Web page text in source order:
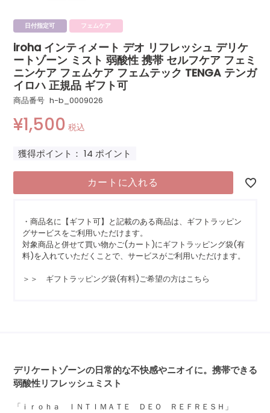
日付指定可 フェムケア
iroha インティメート デオ リフレッシュ デリケ
ートゾーン ミスト 弱酸性 携帯 セルフケア フェミ
ニンケア フェムケア フェムテック TENGA テンガ
イロハ 正規品 ギフト可
商品番号 h-b_0009026
¥1,500 税込
獲得ポイント： 14 ポイント
カートに入れる
・商品名に【ギフト可】と記載のある商品は、ギフトラッピン
グサービスをご利用いただけます。
対象商品と併せて買い物かご(カート)にギフトラッピング袋(有
料)を入れていただくことで、サービスがご利用いただけます。
＞＞ ギフトラッピング袋(有料)ご希望の方はこちら
デリケートゾーンの日常的な不快感やニオイに。携帯できる
弱酸性リフレッシュミスト
「ｉｒｏｈａ ＩＮＴＩＭＡＴＥ ＤＥＯ ＲＥＦＲＥＳＨ」